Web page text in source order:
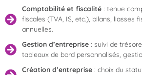
Comptabilité et fiscalité : tenue
fiscales (TVA, IS, etc.), bilans, liasses
annuelles.
Gestion d’entreprise : suivi de
tableaux de bord personnalisés,
Création d’entreprise : choix du